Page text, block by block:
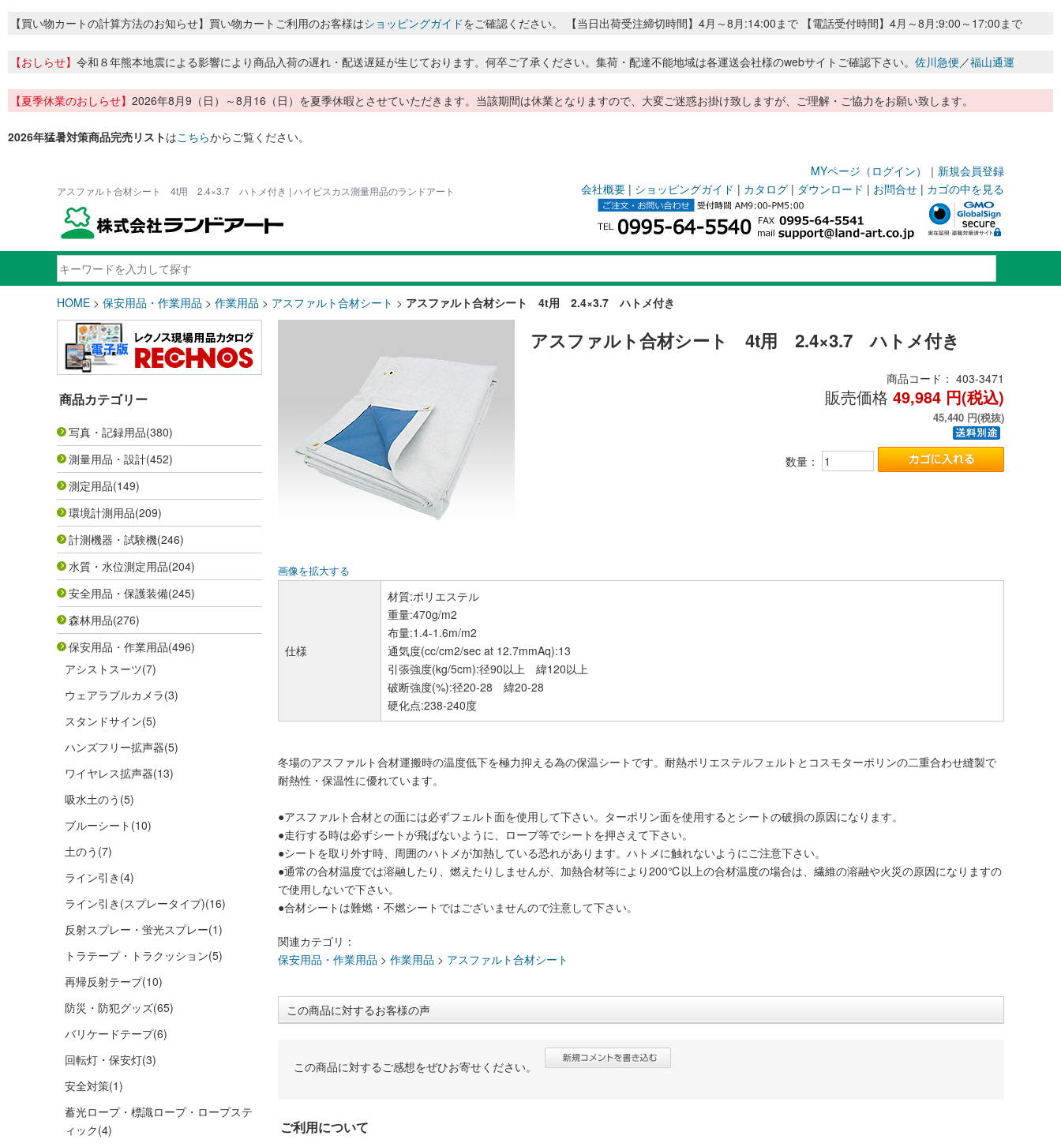
【買い物カートの計算方法のお知らせ】買い物カートご利用のお客様はショッピングガイドをご確認ください。 【当日出荷受注締切時間】4月～8月:14:00まで 【電話受付時間】4月～8月:9:00～17:00まで
【おしらせ】 令和８年熊本地震による影響により商品入荷の遅れ・配送遅延が生じております。何卒ご了承ください。集荷・配達不能地域は各運送会社様のwebサイトご確認下さい。 佐川急便／福山通運
【夏季休業のおしらせ】 2026年8月9（日）～8月16（日）を夏季休暇とさせていただきます。当該期間は休業となりますので、大変ご迷惑お掛け致しますが、ご理解・ご協力をお願い致します。
2026年猛暑対策商品完売リストはこちらからご覧ください。
MYページ（ログイン） ｜ 新規会員登録
アスファルト合材シート 4t用 2.4×3.7 ハトメ付き | ハイビスカス測量用品のランドアート 会社概要 | ショッピングガイド | カタログ | ダウンロード | お問合せ | カゴの中を見る
HOME > 保安用品・作業用品 > 作業用品 > アスファルト合材シート > アスファルト合材シート 4t用 2.4×3.7 ハトメ付き
商品カテゴリー
写真・記録用品(380)
測量用品・設計(452)
測定用品(149)
環境計測用品(209)
計測機器・試験機(246)
水質・水位測定用品(204)
安全用品・保護装備(245)
森林用品(276)
保安用品・作業用品(496)
アシストスーツ(7)
ウェアラブルカメラ(3)
スタンドサイン(5)
ハンズフリー拡声器(5)
ワイヤレス拡声器(13)
吸水土のう (5)
ブルーシート (10)
土のう (7)
ライン引き (4)
ライン引き(スプレータイプ)(16)
反射スプレー・蛍光スプレー(1)
トラテープ・トラクッション(5)
再帰反射テープ(10)
防災・防犯グッズ(65)
バリケードテープ(6)
回転灯・保安灯(3)
安全対策(1)
蓄光ロープ・標識ロープ・ロープステ
ィック(4)
画像を拡大する
アスファルト合材シート 4t用 2.4×3.7 ハトメ付き
商品コード： 403-3471
販売価格 49,984 円(税込)
45,440 円(税抜)
数量：
仕様
材質:ポリエステル
重量:470g/m2
布量:1.4-1.6m/m2
通気度(cc/cm2/sec at 12.7mmAq):13
引張強度(kg/5cm):径90以上 緯120以上
破断強度(%):径20-28 緯20-28
硬化点:238-240度
冬場のアスファルト合材運搬時の温度低下を極力抑える為の保温シートです。耐熱ポリエステルフェルトとコスモターポリンの二重合わせ縫製で
耐熱性・保温性に優れています。
●アスファルト合材との面には必ずフェルト面を使用して下さい。ターポリン面を使用するとシートの破損の原因になります。
●走行する時は必ずシートが飛ばないように、ロープ等でシートを押さえて下さい。
●シートを取り外す時、周囲のハトメが加熱している恐れがあります。ハトメに触れないようにご注意下さい。
●通常の合材温度では溶融したり、燃えたりしませんが、加熱合材等により200℃以上の合材温度の場合は、繊維の溶融や火災の原因になりますの
で使用しないで下さい。
●合材シートは難燃・不燃シートではございませんので注意して下さい。
関連カテゴリ：
保安用品・作業用品 > 作業用品 > アスファルト合材シート
この商品に対するお客様の声
この商品に対するご感想をぜひお寄せください。
ご利用について